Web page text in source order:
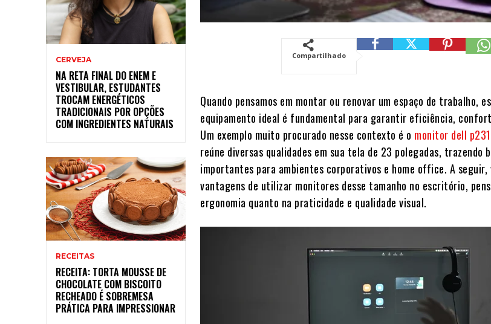
CERVEJA
NA RETA FINAL DO ENEM E
VESTIBULAR, ESTUDANTES
TROCAM ENERGÉTICOS
TRADICIONAIS POR OPÇÕES
COM INGREDIENTES NATURAIS
RECEITAS
RECEITA: TORTA MOUSSE DE
CHOCOLATE COM BISCOITO
RECHEADO É SOBREMESA
PRÁTICA PARA IMPRESSIONAR
Compartilhado
Quando pensamos em montar ou renovar um espaço de trabalho,
equipamento ideal é fundamental para garantir eficiência,
Um exemplo muito procurado nesse contexto é o monitor dell
reúne diversas qualidades em sua tela de 23 polegadas, trazendo
importantes para ambientes corporativos e home office. A seguir,
vantagens de utilizar monitores desse tamanho no escritório,
ergonomia quanto na praticidade e qualidade visual.